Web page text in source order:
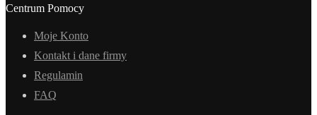
Centrum Pomocy
Moje Konto
Kontakt i dane firmy
Regulamin
FAQ